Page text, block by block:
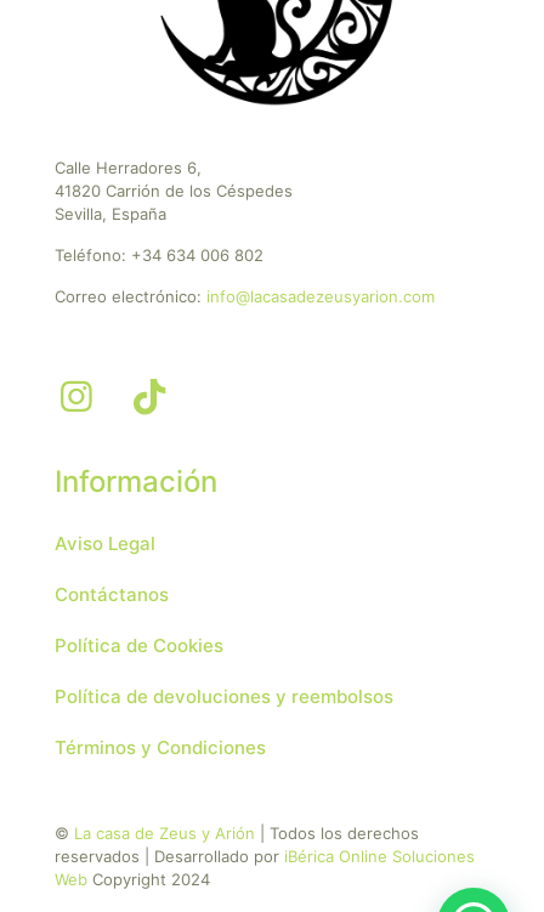
Calle Herradores 6,
41820 Carrión de los Céspedes
Sevilla, España
Teléfono: +34 634 006 802
Correo electrónico: info@lacasadezeusyarion.com
Información
Aviso Legal
Contáctanos
Política de Cookies
Política de devoluciones y reembolsos
Términos y Condiciones
© La casa de Zeus y Arión | Todos los derechos
reservados | Desarrollado por iBérica Online Soluciones
Web Copyright 2024